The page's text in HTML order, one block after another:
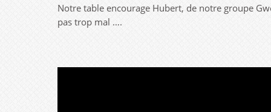
Notre table encourage Hubert, de notre groupe
pas trop mal ….